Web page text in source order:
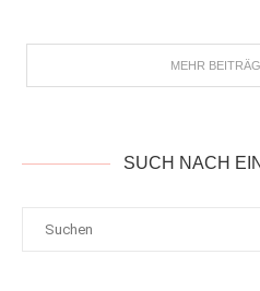
MEHR
SUCH NACH